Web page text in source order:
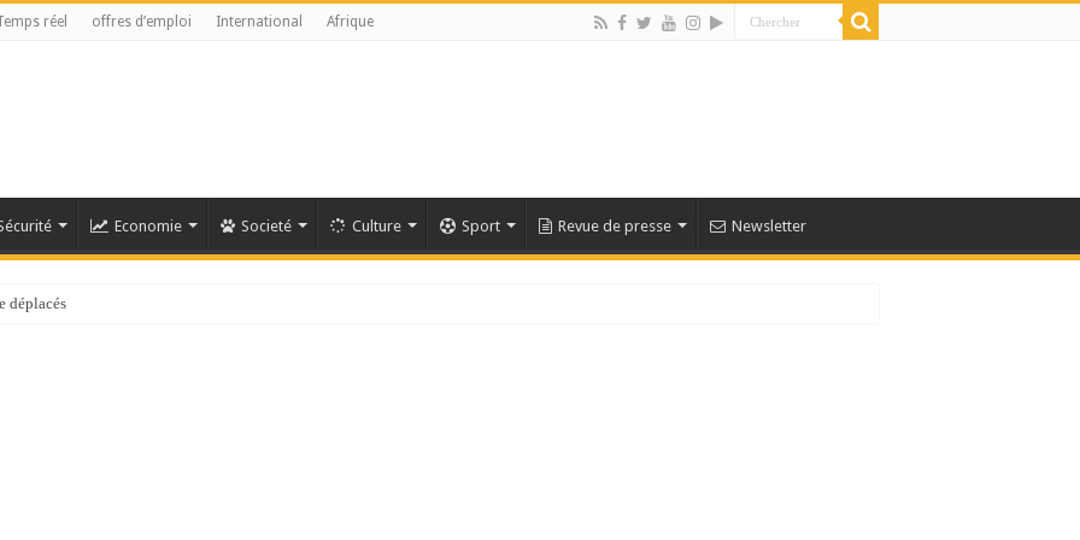
réel offres d’emploi International Afrique
Economie Societé Culture Sport Revue de presse Newsletter
déplacés reste anticonstitutionnelle »